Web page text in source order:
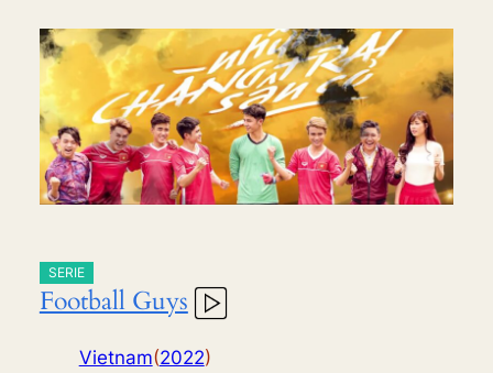
SERIE
Football Guys
Vietnam(2022)